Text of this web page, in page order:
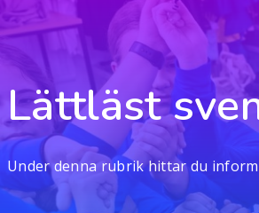
Lättläst
Under denna rubrik hittar du